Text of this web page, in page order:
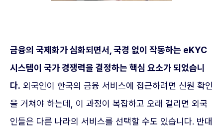
금융의 국제화가 심화되면서, 국경 없이 작동하는 eKYC
시스템이 국가 경쟁력을 결정하는 핵심 요소가 되었습니
다. 외국인이 한국의 금융 서비스에 접근하려면 신원 확인
을 거쳐야 하는데, 이 과정이 복잡하고 오래 걸리면 외국
인들은 다른 나라의 서비스를 선택할 수도 있습니다. 반대